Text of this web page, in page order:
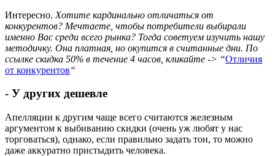
Интересно. Хотите кардинально отличаться от
конкурентов? Мечтаете, чтобы потребители выбирали
именно Вас среди всего рынка? Тогда советуем изучить нашу
методичку. Она платная, но окупится в считанные дни. По
ссылке скидка 50% в течение 4 часов, кликайте -> “Отличия
от конкурентов“
- У других дешевле
Апелляции к другим чаще всего считаются железным
аргументом к выбиванию скидки (очень уж любят у нас
торговаться), однако, если правильно задать тон, то можно
даже аккуратно пристыдить человека.